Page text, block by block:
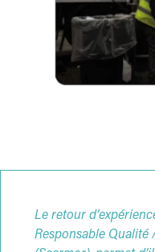
Le retour
Responsable Qualité